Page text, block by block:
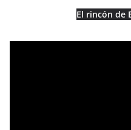
El rincón de